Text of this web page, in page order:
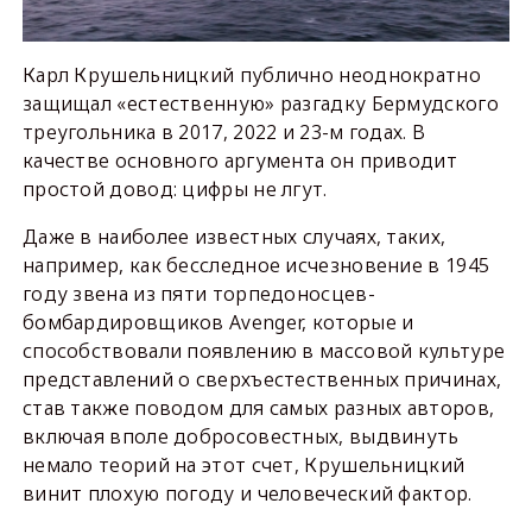
Карл Крушельницкий публично неоднократно
защищал «естественную» разгадку Бермудского
треугольника в 2017, 2022 и 23-м годах. В
качестве основного аргумента он приводит
простой довод: цифры не лгут.
Даже в наиболее известных случаях, таких,
например, как бесследное исчезновение в 1945
году звена из пяти торпедоносцев-
бомбардировщиков Avenger, которые и
способствовали появлению в массовой культуре
представлений о сверхъестественных причинах,
став также поводом для самых разных авторов,
включая вполе добросовестных, выдвинуть
немало теорий на этот счет, Крушельницкий
винит плохую погоду и человеческий фактор.